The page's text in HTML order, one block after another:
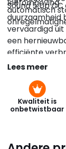
leefomgeving.
automatisch
Sound 5 Up
duurzaamheid
vervaardigd
een
efficiënte
dat de
ecologische
Lees meer
Kwaliteit is
onbetwistbaar